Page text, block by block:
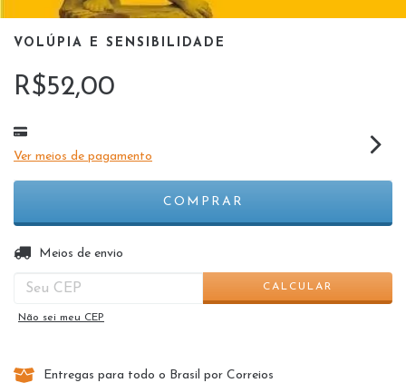
VOLÚPIA E SENSIBILIDADE
R$52,00
Ver meios de pagamento
Entregas para o CEP:
Meios de envio
CALCULAR
Não sei meu CEP
Entregas para todo o Brasil por Correios